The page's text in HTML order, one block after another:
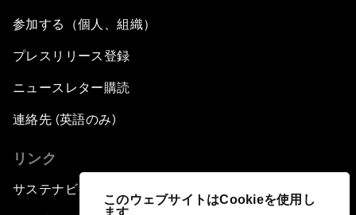
このウェブサイトはCookieを使用し
ます
参加する（個人、組織）
プレスリリース登録
ニュースレター購読
連絡先 (英語のみ)
リンク
サステナビリティへの取り組み